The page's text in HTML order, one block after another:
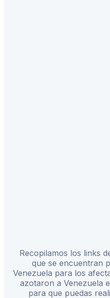
Recopilamos los links
que se encuentran
Venezuela para los
azotaron a Venezuela
para que puedas